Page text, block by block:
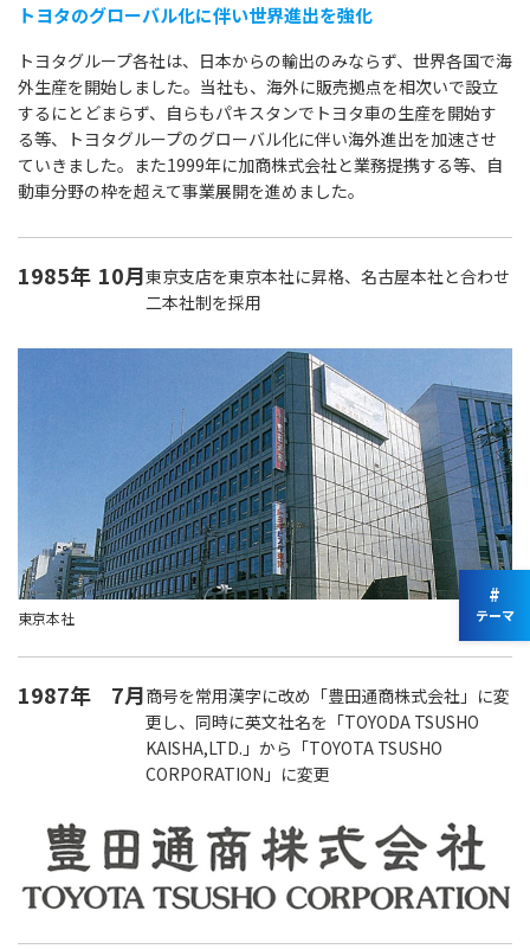
トヨタのグローバル化に伴い世界進出を強化
トヨタグループ各社は、日本からの輸出のみならず、世界各国で海
外生産を開始しました。当社も、海外に販売拠点を相次いで設立
するにとどまらず、自らもパキスタンでトヨタ車の生産を開始す
る等、トヨタグループのグローバル化に伴い海外進出を加速させ
ていきました。また1999年に加商株式会社と業務提携する等、自
動車分野の枠を超えて事業展開を進めました。
1985年 10月東京支店を東京本社に昇格、名古屋本社と合わせ
二本社制を採用
東京本社
1987年 7月商号を常用漢字に改め「豊田通商株式会社」に変
更し、同時に英文社名を「TOYODA TSUSHO
KAISHA,LTD.」から「TOYOTA TSUSHO
CORPORATION」に変更
#
テーマ